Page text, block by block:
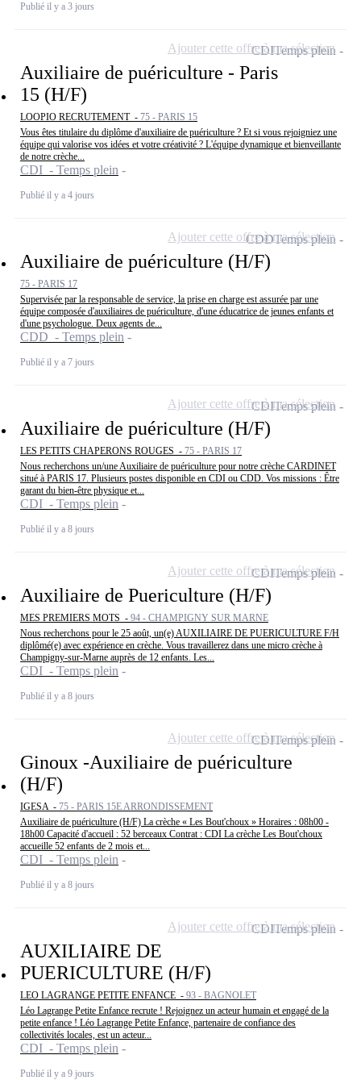
Publié il y a 3 jours
Auxiliaire de puériculture - Paris
15 (H/F)
LOOPIO RECRUTEMENT - 75 - PARIS 15
Vous êtes titulaire du diplôme d'auxiliaire de puériculture ? Et si vous rejoigniez une
équipe qui valorise vos idées et votre créativité ? L'équipe dynamique et bienveillante
de notre crèche...
CDI - Temps plein
Publié il y a 4 jours
CDITemps plein
Ajouter cette offre à ma sélection
Auxiliaire de puériculture (H/F)
75 - PARIS 17
Supervisée par la responsable de service, la prise en charge est assurée par une
équipe composée d'auxiliaires de puériculture, d'une éducatrice de jeunes enfants et
d'une psychologue. Deux agents de...
CDD - Temps plein
Publié il y a 7 jours
CDDTemps plein
Ajouter cette offre à ma sélection
Auxiliaire de puériculture (H/F)
LES PETITS CHAPERONS ROUGES - 75 - PARIS 17
Nous recherchons un/une Auxiliaire de puériculture pour notre crèche CARDINET
situé à PARIS 17. Plusieurs postes disponible en CDI ou CDD. Vos missions : Être
garant du bien-être physique et...
CDI - Temps plein
Publié il y a 8 jours
CDITemps plein
Ajouter cette offre à ma sélection
Auxiliaire de Puericulture (H/F)
MES PREMIERS MOTS - 94 - CHAMPIGNY SUR MARNE
Nous recherchons pour le 25 août, un(e) AUXILIAIRE DE PUERICULTURE F/H
diplômé(e) avec expérience en crèche. Vous travaillerez dans une micro crèche à
Champigny-sur-Marne auprès de 12 enfants. Les...
CDI - Temps plein
Publié il y a 8 jours
CDITemps plein
Ajouter cette offre à ma sélection
Ginoux -Auxiliaire de puériculture
(H/F)
IGESA - 75 - PARIS 15E ARRONDISSEMENT
Auxiliaire de puériculture (H/F) La crèche « Les Bout'choux » Horaires : 08h00 -
18h00 Capacité d'accueil : 52 berceaux Contrat : CDI La crèche Les Bout'choux
accueille 52 enfants de 2 mois et...
CDI - Temps plein
Publié il y a 8 jours
CDITemps plein
Ajouter cette offre à ma sélection
AUXILIAIRE DE
PUERICULTURE (H/F)
LEO LAGRANGE PETITE ENFANCE - 93 - BAGNOLET
Léo Lagrange Petite Enfance recrute ! Rejoignez un acteur humain et engagé de la
petite enfance ! Léo Lagrange Petite Enfance, partenaire de confiance des
collectivités locales, est un acteur...
CDI - Temps plein
Publié il y a 9 jours
CDITemps plein
Ajouter cette offre à ma sélection